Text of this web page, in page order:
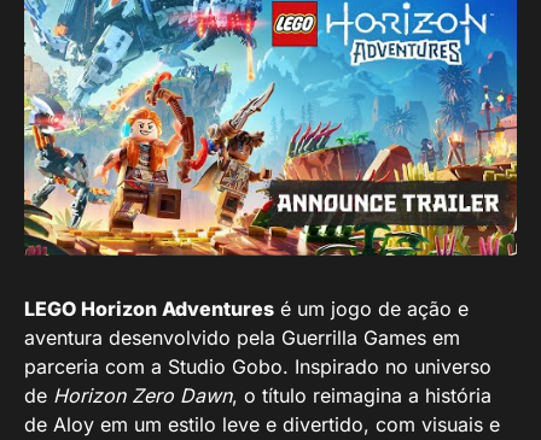
LEGO Horizon Adventures é um jogo de ação e
aventura desenvolvido pela Guerrilla Games em
parceria com a Studio Gobo. Inspirado no universo
de Horizon Zero Dawn, o título reimagina a história
de Aloy em um estilo leve e divertido, com visuais e